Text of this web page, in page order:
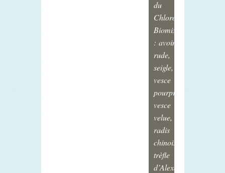
du
Chlorofiltre
Biomix
: avoine
rude,
seigle,
vesce
pourpre,
vesce
velue,
radis
chinois,
trèfle
d’Alexandrie,